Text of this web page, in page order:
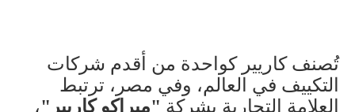
تُصنف كاريير كواحدة من أقدم شركات
التكييف في العالم، وفي مصر، ترتبط
العلامة التجارية بشركة "ميراكو كاريير "،